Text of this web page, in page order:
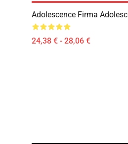
Adolescence Firma
24,38 € - 28,06 €